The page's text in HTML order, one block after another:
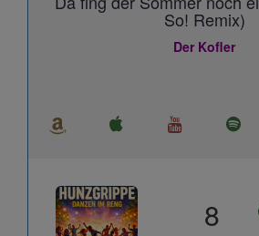
So! Remix)
Der Kofler
8